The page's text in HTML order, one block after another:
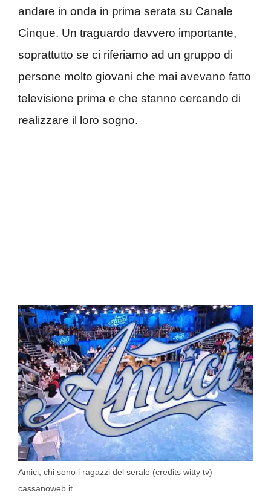
andare in onda in prima serata su Canale
Cinque. Un traguardo davvero importante,
soprattutto se ci riferiamo ad un gruppo di
persone molto giovani che mai avevano fatto
televisione prima e che stanno cercando di
realizzare il loro sogno.
Amici, chi sono i ragazzi del serale (credits witty tv)
cassanoweb.it